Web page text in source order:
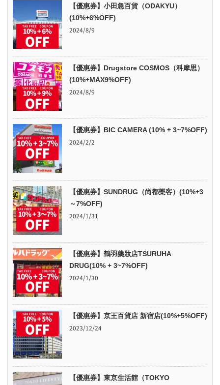
【優惠券】小田急百貨（ODAKYU）
(10%+6%OFF)
2024/8/9
【優惠券】Drugstore COSMOS（科摩思）
(10%+MAX9%OFF)
2024/8/9
【優惠券】BIC CAMERA (10% + 3~7%OFF)
2024/2/2
【優惠券】SUNDRUG（尚都樂客）(10%+3
～7%OFF)
2024/1/31
【優惠券】鶴羽藥妝店TSURUHA
DRUG(10% + 3~7%OFF)
2024/1/30
【優惠券】京王百貨店 新宿店(10%+5%OFF)
2023/12/24
【優惠券】東京生活館（TOKYO